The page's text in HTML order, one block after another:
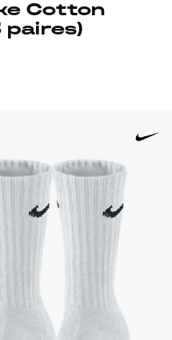
paires)